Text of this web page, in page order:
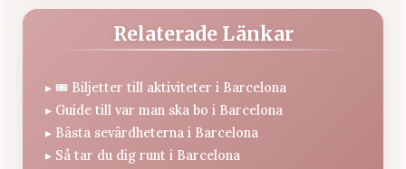
Relaterade Länkar
▸ 🎟️ Biljetter till aktiviteter i Barcelona
▸ Guide till var man ska bo i Barcelona
▸ Bästa sevärdheterna i Barcelona
▸ Så tar du dig runt i Barcelona